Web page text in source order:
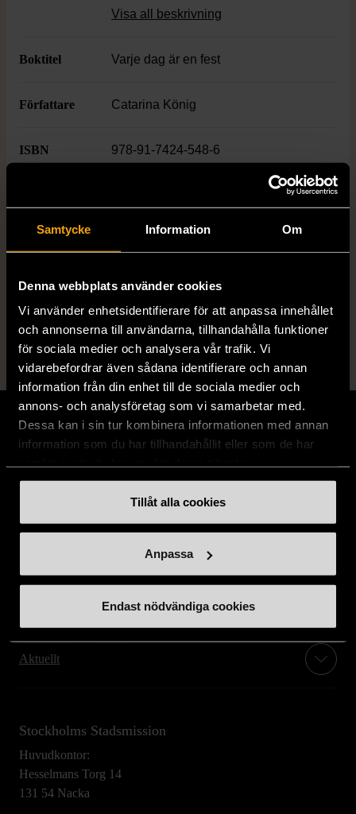
Samtycke Information Om
Denna webbplats använder cookies
Vi använder enhetsidentifierare för att anpassa innehållet
och annonserna till användarna, tillhandahålla funktioner
för sociala medier och analysera vår trafik. Vi
vidarebefordrar även sådana identifierare och annan
information från din enhet till de sociala medier och
annons- och analysföretag som vi samarbetar med.
Dessa kan i sin tur kombinera informationen med annan
information som du har tillhandahållit eller som de har
Tillåt alla cookies
Anpassa
Endast nödvändiga cookies
tillfällen. Perfekt för dig som uppskattar
Visa all beskrivning
Boktitel Varje dag är en fest
Författare Catarina König
ISBN 978-91-7424-548-6
Produkten är sparsamt använd, är av fin
Stöd oss
Hitta till oss
Aktuellt
Stockholms Stadsmission
Huvudkontor:
Hesselmans Torg 14
131 54 Nacka